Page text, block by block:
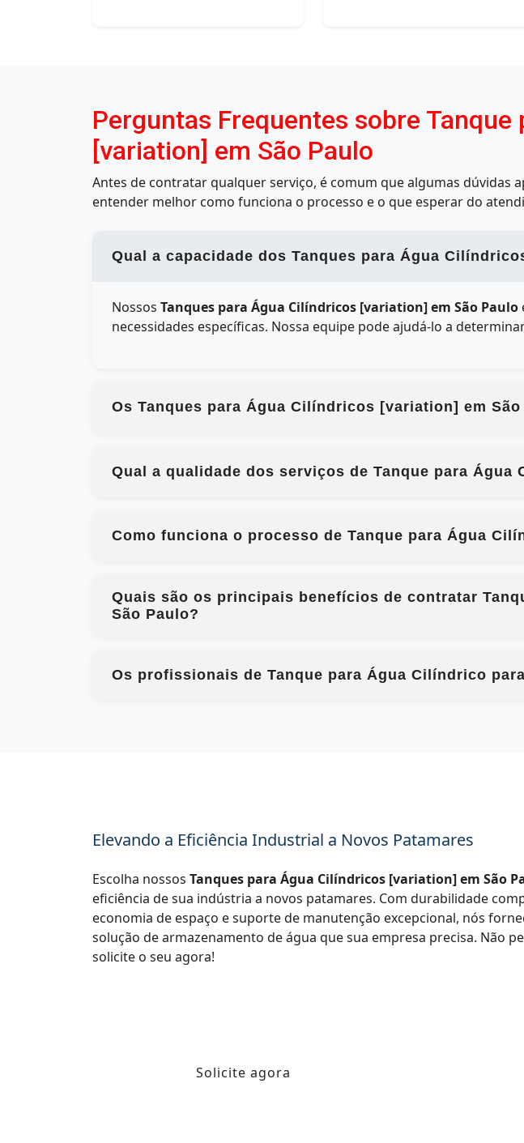
Perguntas Frequentes sobre
[variation] em São Paulo
Antes de contratar qualquer serviço, é comum que algumas dúvidas
entender melhor como funciona o processo e o que esperar do
Qual a capacidade dos Tanques para Água
Nossos Tanques para Água Cilíndricos [variation] em São Paulo
necessidades específicas. Nossa equipe pode ajudá-lo a
Os Tanques para Água Cilíndricos [variation] em
Qual a qualidade dos serviços de Tanque para
Como funciona o processo de Tanque para Água
Quais são os principais benefícios de contratar
São Paulo?
Os profissionais de Tanque para Água Cilíndrico
Elevando a Eficiência Industrial a Novos Patamares
Escolha nossos Tanques para Água Cilíndricos [variation] em São
eficiência de sua indústria a novos patamares. Com durabilidade
economia de espaço e suporte de manutenção excepcional, nós
solução de armazenamento de água que sua empresa precisa. Não
solicite o seu agora!
Solicite agora